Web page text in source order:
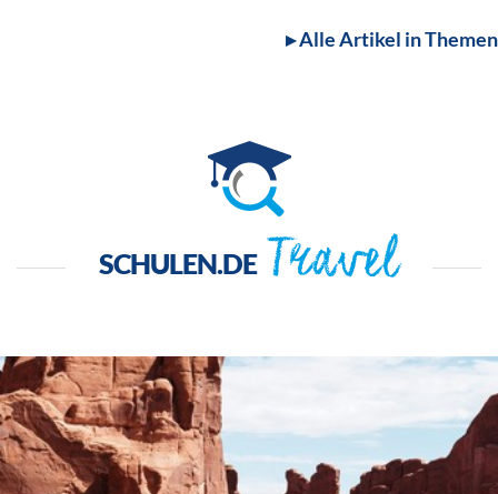
▸ Alle Artikel in Themen
SCHULEN.DE Travel